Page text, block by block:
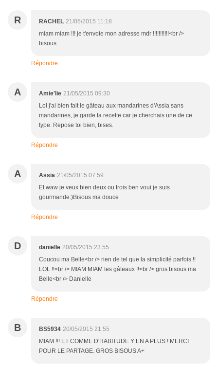
R RACHEL 21/05/2015 11:18
miam miam !!! je t'envoie mon adresse mdr !!!!!!!!!!!<br />
bisous
Répondre
A Amie'lie 21/05/2015 09:30
Lol j'ai bien fait le gâteau aux mandarines d'Assia sans
mandarines, je garde ta recette car je cherchais une de ce
type. Repose toi bien, bises.
Répondre
A Assia 21/05/2015 07:59
Et waw je veux bien deux ou trois ben voui je suis
gourmande:)Bisous ma douce
Répondre
D danielle 20/05/2015 23:55
Coucou ma Belle<br /> rien de tel que la simplicité parfois !!
LOL !!<br /> MIAM MIAM tes gâteaux !!<br /> gros bisous ma
Belle<br /> Danielle
Répondre
B BS5934 20/05/2015 21:55
MIAM !!! ET COMME D'HABITUDE Y EN A PLUS ! MERCI
POUR LE PARTAGE. GROS BISOUS A+